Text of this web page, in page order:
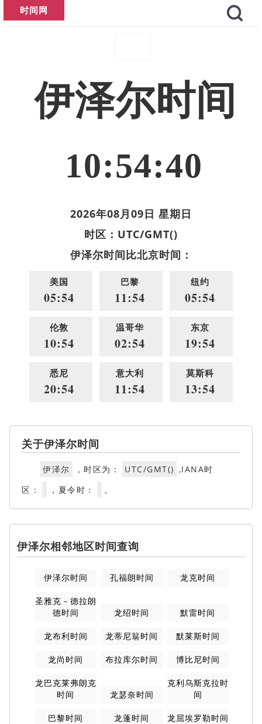
时间网
伊泽尔时间
10:54:40
2026年08月09日 星期日
时区：UTC/GMT()
伊泽尔时间比北京时间：
美国
05:54
巴黎
11:54
纽约
05:54
伦敦
10:54
温哥华
02:54
东京
19:54
悉尼
20:54
意大利
11:54
莫斯科
13:54
关于伊泽尔时间
伊泽尔 ，时区为： UTC/GMT() ,IANA时
区：
，夏令时： 。
伊泽尔相邻地区时间查询
伊泽尔时间 孔福朗时间 龙克时间
圣雅克－德拉朗
德时间
龙绍时间 默雷时间
龙布利时间 龙蒂尼翁时间 默莱斯时间
龙尚时间 布拉库尔时间 博比尼时间
龙巴克莱弗朗克
时间
龙瑟奈时间
克利乌斯克拉时
间
巴黎时间 龙蓬时间 龙屈埃罗勒时间